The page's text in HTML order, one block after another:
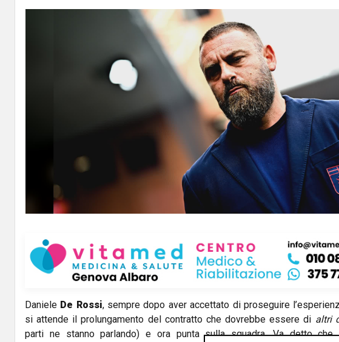
Daniele De Rossi, sempre dopo aver accettato di proseguire
si attende il prolungamento del contratto che dovrebbe essere di altri
parti ne stanno parlando) e ora punta sulla squadra. Va detto che